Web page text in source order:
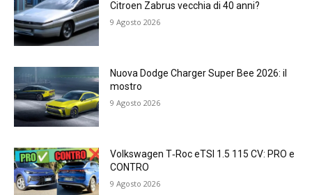
Citroen Zabrus vecchia di 40 anni?
9 Agosto 2026
Nuova Dodge Charger Super Bee 2026: il
mostro
9 Agosto 2026
Volkswagen T‑Roc eTSI 1.5 115 CV: PRO e
CONTRO
9 Agosto 2026